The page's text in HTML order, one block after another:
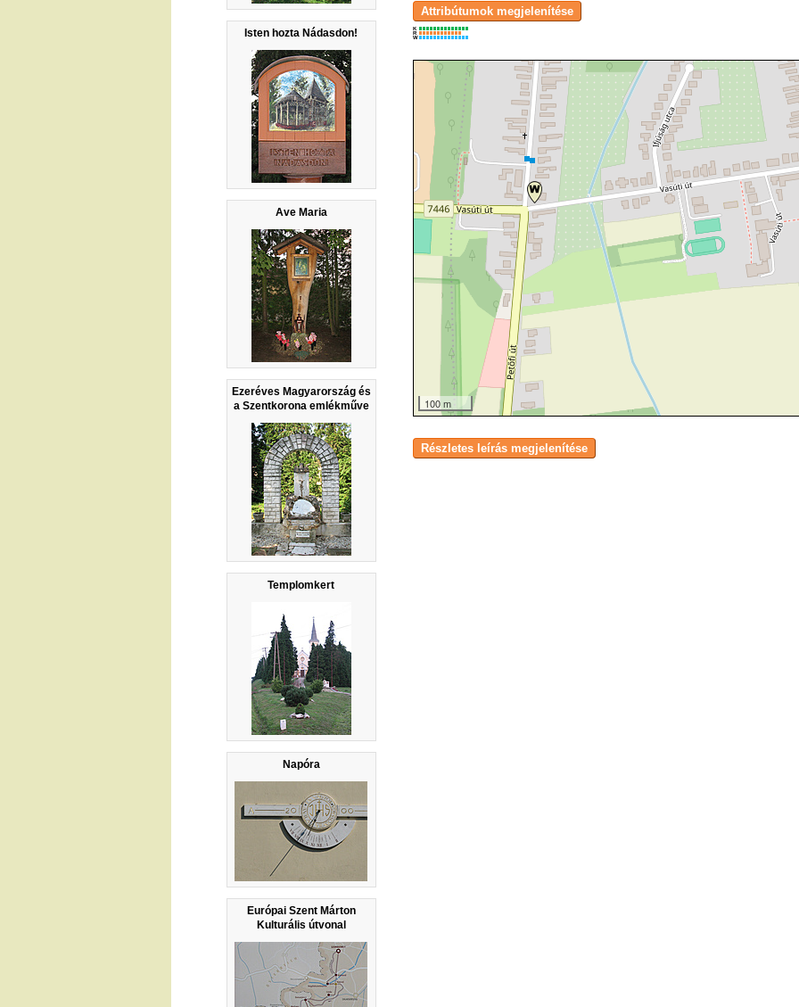
Isten hozta Nádasdon!
Ave Maria
Ezeréves Magyarország és
a Szentkorona emlékműve
Templomkert
Napóra
Európai Szent Márton
Kulturális útvonal
K
R
W
100 m